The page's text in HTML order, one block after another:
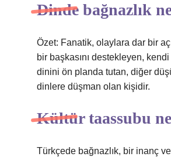
Dinde bağnazlık
Özet: Fanatik, olaylara dar bir
bir başkasını destekleyen,
dinini ön planda tutan, diğer
dinlere düşman olan kişidir.
Kültür taassubu
Türkçede bağnazlık, bir inanç